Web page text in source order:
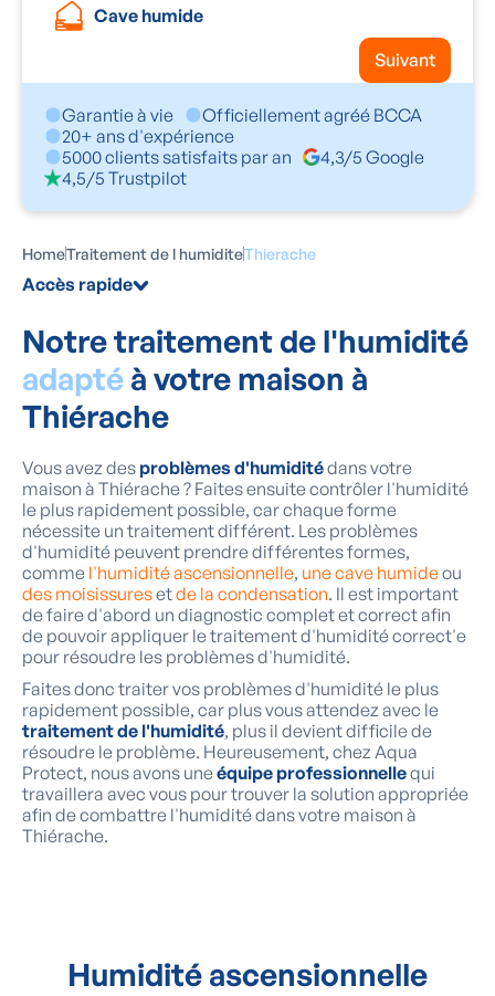
Cave humide
Suivant
Garantie à vie
Officiellement agréé BCCA
20+ ans d'expérience
5000 clients satisfaits par an
4,3/5 Google
4,5/5 Trustpilot
HomeTraitement de l humiditeThierache
Accès rapide
Notre traitement de l'humidité
adapté à votre maison à
Thiérache
Vous avez des problèmes d'humiditédans votre
maison à Thiérache ? Faites ensuite contrôler l'humidité
le plus rapidement possible, car chaque forme
nécessite un traitement différent. Les problèmes
d'humidité peuvent prendre différentes formes,
comme l'humidité ascensionnelle, une cave humideou
des moisissuresetde la condensation. Il est important
de faire d'abord un diagnostic complet et correct afin
de pouvoir appliquer le traitement d'humidité correct'e
pour résoudre les problèmes d'humidité.
Faites donc traiter vos problèmes d'humidité le plus
rapidement possible, car plus vous attendez avec le
traitement de l'humidité, plus il devient difficile de
résoudre le problème. Heureusement, chez Aqua
Protect, nous avons uneéquipe professionnellequi
travaillera avec vous pour trouver la solution appropriée
afin de combattre l'humidité dans votre maison à
Thiérache.
Humidité ascensionnelle